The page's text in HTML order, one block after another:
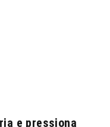
e pressiona